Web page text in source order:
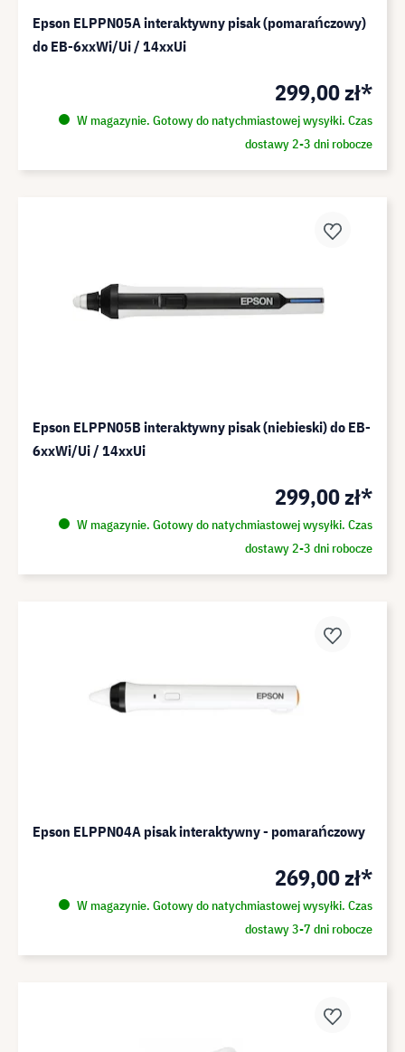
Epson ELPPN05A interaktywny pisak (pomarańczowy)
do EB-6xxWi/Ui / 14xxUi
299,00 zł*
W magazynie. Gotowy do natychmiastowej wysyłki. Czas
dostawy 2-3 dni robocze
Epson ELPPN05B interaktywny pisak (niebieski) do EB-
6xxWi/Ui / 14xxUi
299,00 zł*
W magazynie. Gotowy do natychmiastowej wysyłki. Czas
dostawy 2-3 dni robocze
Epson ELPPN04A pisak interaktywny - pomarańczowy
269,00 zł*
W magazynie. Gotowy do natychmiastowej wysyłki. Czas
dostawy 3-7 dni robocze